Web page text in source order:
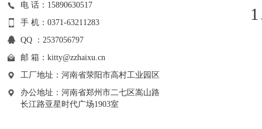
电 话：15890630517
手 机：0371-63211283
QQ ：2537056797
邮 箱： kitty@zzhaixu.cn
工厂地址：河南省荥阳市高村工业园区
办公地址：河南省郑州市二七区嵩山路
长江路亚星时代广场1903室
1、